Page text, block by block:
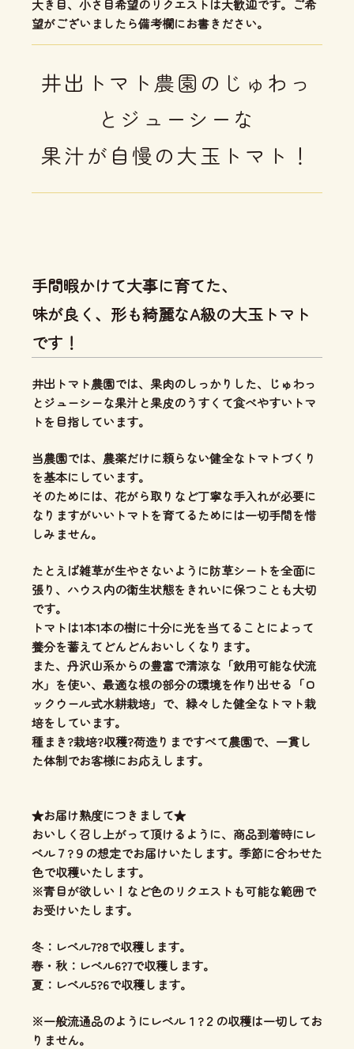
大き目、小さ目希望のリクエストは大歓迎です。ご希
望がございましたら備考欄にお書きださい。
井出トマト農園のじゅわっ
とジューシーな
果汁が自慢の大玉トマト！
手間暇かけて大事に育てた、
味が良く、形も綺麗なA級の大玉トマト
です！
井出トマト農園では、 果肉のしっかりした、じゅわっ
とジューシーな果汁と果皮のうすくて食べやすいトマ
トを目指しています。
当農園では、 農薬だけに頼らない健全なトマトづくり
を基本にしています。
そのためには、花がら取りなど丁寧な手入れが必要に
なりますがいいトマトを育てるためには一切手間を惜
しみません。
たとえば雑草が生やさないように防草シートを全面に
張り、ハウス内の衛生状態をきれいに保つことも大切
です。
トマトは1本1本の樹に十分に光を当てることによって
養分を蓄えてどんどんおいしくなります。
また、丹沢山系からの豊富で清涼な「飲用可能な伏流
水」を使い、 最適な根の部分の環境を作り出せる「ロ
ックウール式水耕栽培」 で、緑々した健全なトマト栽
培をしています。
種まき?栽培?収穫?荷造りまですべて農園で、一貫し
た体制でお客様にお応えします。
★お届け熟度につきまして★
おいしく召し上がって頂けるように、商品到着時にレ
ベル７?９の想定でお届けいたします。季節に合わせた
色で収穫いたします。
※青目が欲しい！など色のリクエストも可能な範囲で
お受けいたします。
冬：レベル7?8で収穫します。
春・秋：レベル6?7で収穫します。
夏：レベル5?6で収穫します。
※一般流通品のようにレベル１?２の収穫は一切してお
りません。